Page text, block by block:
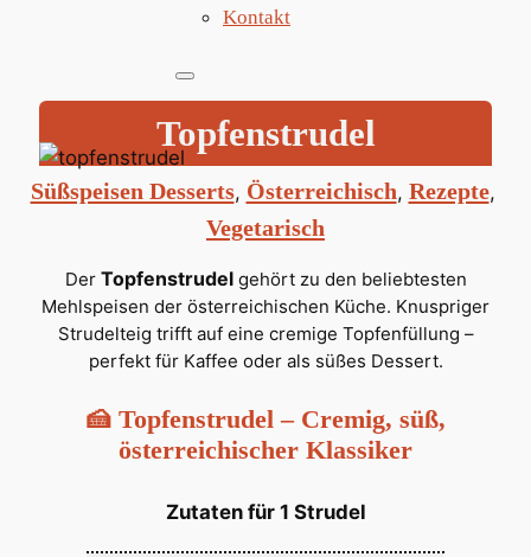
Kontakt
Topfenstrudel
Süßspeisen Desserts, Österreichisch, Rezepte
Vegetarisch
Der Topfenstrudelgehört zu den beliebtesten
Mehlspeisen der österreichischen Küche. Knuspriger
Strudelteig trifft auf eine cremige Topfenfüllung –
perfekt für Kaffee oder als süßes Dessert.
🍰 Topfenstrudel – Cremig, süß,
österreichischer Klassiker
Zutaten für 1 Strudel